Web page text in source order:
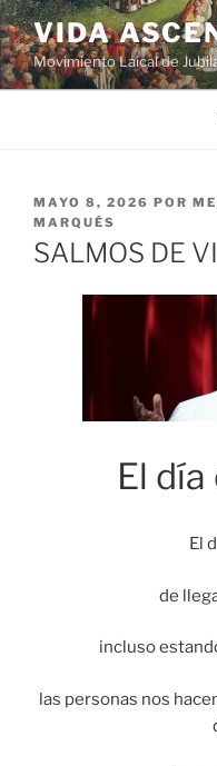
VIDA
Movimiento Laical de
MAYO 8, 2026 POR
MARQUÉS
SALMOS DE
El
El
de
incluso
las personas nos